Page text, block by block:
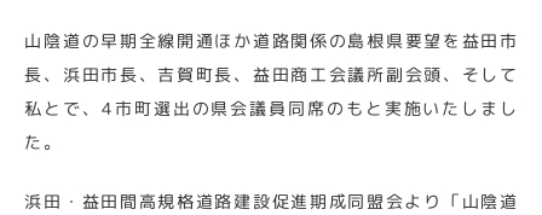
山陰道の早期全線開通ほか道路関係の島根県要望を益田市
長、浜田市長、吉賀町長、益田商工会議所副会頭、そして
私とで、4市町選出の県会議員同席のもと実施いたしまし
た。
浜田・益田間高規格道路建設促進期成同盟会より「山陰道